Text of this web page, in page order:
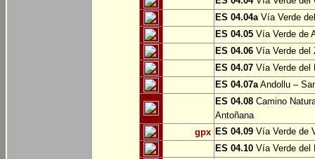
ES 04.04aVía Verde
ES 04.05 Vía Verde de
ES 04.06 Vía Verde del
ES 04.07 Vía Verde del
ES 04.07aAndollu –
ES 04.08 Camino
Antoñana
gpx ES 04.09 Vía Verde de
ES 04.10 Vía Verde del